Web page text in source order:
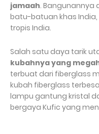
jamaah. Bangunannya
batu-batuan khas
tropis India.
Salah satu daya tarik
kubahnya yang
terbuat dari fiberglass
kubah fiberglass
lampu gantung kristal
bergaya Kufic yang